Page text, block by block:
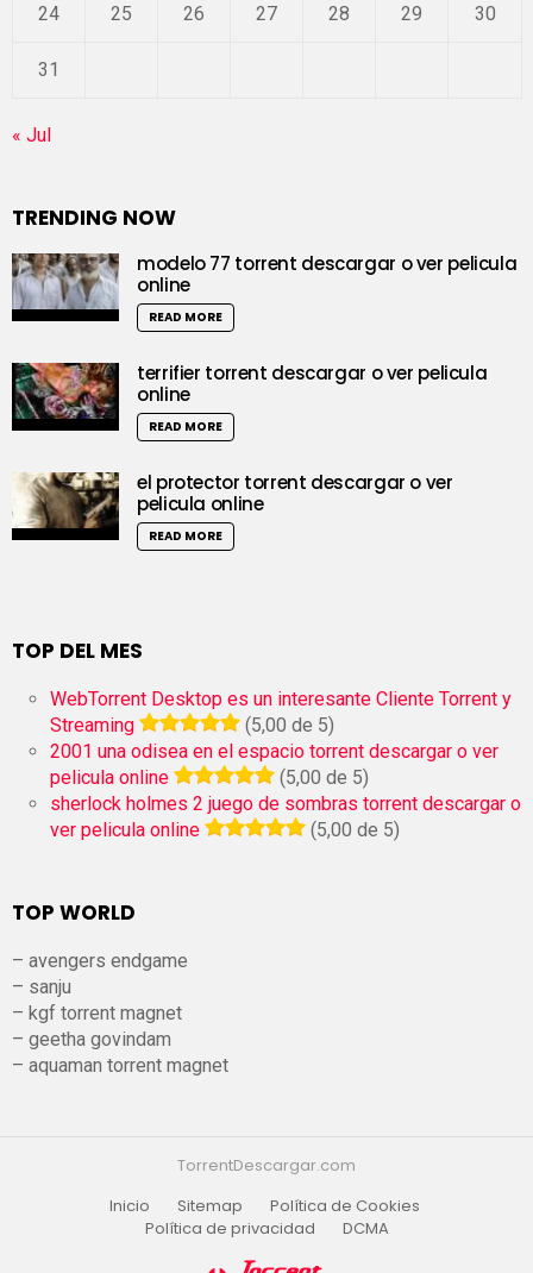
24 25 26 27 28 29 30
31
« Jul
TRENDING NOW
modelo 77 torrent descargar o ver pelicula
online
READ MORE
terrifier torrent descargar o ver pelicula
online
READ MORE
el protector torrent descargar o ver
pelicula online
READ MORE
TOP DEL MES
WebTorrent Desktop es un interesante Cliente Torrent y
Streaming
(5,00 de 5)
2001 una odisea en el espacio torrent descargar o ver
pelicula online
(5,00 de 5)
sherlock holmes 2 juego de sombras torrent descargar o
ver pelicula online
(5,00 de 5)
TOP WORLD
– avengers endgame
– sanju
– kgf torrent magnet
– geetha govindam
– aquaman torrent magnet
TorrentDescargar.com
Inicio
Sitemap
Política de Cookies
Política de privacidad
DCMA